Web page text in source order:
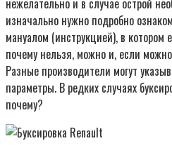
изначально нужно подробно
мануалом (инструкцией), в котором
почему нельзя, можно и, если
Разные производители могут
параметры. В редких случаях
почему?